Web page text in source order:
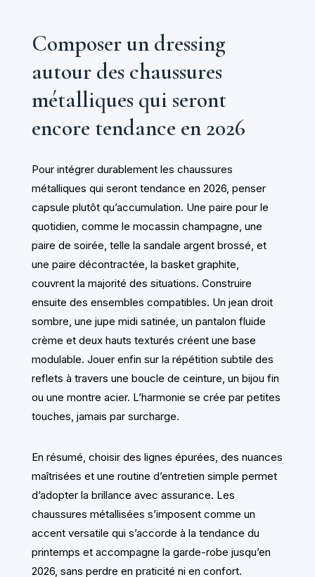
Composer un dressing
autour des chaussures
métalliques qui seront
encore tendance en 2026
Pour intégrer durablement les chaussures
métalliques qui seront tendance en 2026, penser
capsule plutôt qu’accumulation. Une paire pour le
quotidien, comme le mocassin champagne, une
paire de soirée, telle la sandale argent brossé, et
une paire décontractée, la basket graphite,
couvrent la majorité des situations. Construire
ensuite des ensembles compatibles. Un jean droit
sombre, une jupe midi satinée, un pantalon fluide
crème et deux hauts texturés créent une base
modulable. Jouer enfin sur la répétition subtile des
reflets à travers une boucle de ceinture, un bijou fin
ou une montre acier. L’harmonie se crée par petites
touches, jamais par surcharge.
En résumé, choisir des lignes épurées, des nuances
maîtrisées et une routine d’entretien simple permet
d’adopter la brillance avec assurance. Les
chaussures métallisées s’imposent comme un
accent versatile qui s’accorde à la tendance du
printemps et accompagne la garde-robe jusqu’en
2026, sans perdre en praticité ni en confort.